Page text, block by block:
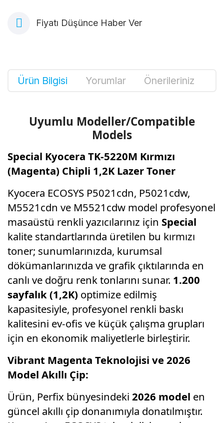
Fiyatı Düşünce Haber Ver
Ürün Bilgisi Yorumlar Önerileriniz
Uyumlu Modeller/Compatible
Models
Special Kyocera TK-5220M Kırmızı
(Magenta) Chipli 1,2K Lazer Toner
Kyocera ECOSYS P5021cdn, P5021cdw,
M5521cdn ve M5521cdw model profesyonel
masaüstü renkli yazıcılarınız için Special
kalite standartlarında üretilen bu kırmızı
toner; sunumlarınızda, kurumsal
dökümanlarınızda ve grafik çıktılarında en
canlı ve doğru renk tonlarını sunar. 1.200
sayfalık (1,2K) optimize edilmiş
kapasitesiyle, profesyonel renkli baskı
kalitesini ev-ofis ve küçük çalışma grupları
için en ekonomik maliyetlerle birleştirir.
Vibrant Magenta Teknolojisi ve 2026
Model Akıllı Çip:
Ürün, Perfix bünyesindeki 2026 model en
güncel akıllı çip donanımıyla donatılmıştır.